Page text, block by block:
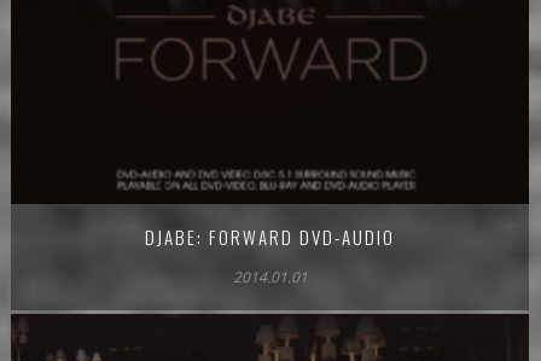
DJABE: FORWARD DVD-AUDIO
2014.01.01